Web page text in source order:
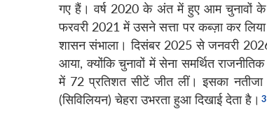
गए हैं। वर्ष 2020 के अंत में हुए आम चुनावों के
फरवरी 2021 में उसने सत्ता पर कब्ज़ा कर
शासन संभाला। दिसंबर 2025 से जनवरी
आया, क्योंकि चुनावों में सेना समर्थित
में 72 प्रतिशत सीटें जीत लीं। इसका
(सिविलियन) चेहरा उभरता हुआ दिखाई देता है।